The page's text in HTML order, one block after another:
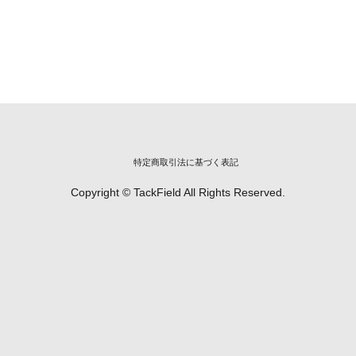
特定商取引法に基づく表記
Copyright © TackField All Rights Reserved.